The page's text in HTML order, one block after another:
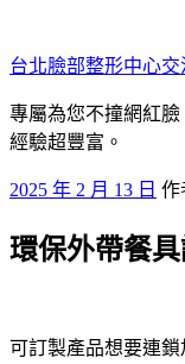
至
主
要
內
台北臉部整形中心
專屬為您不撞網紅
經驗超豐富。
發
於
2025 年 2 月 13 日 作
環保外帶餐
可訂製產品想要連鎖